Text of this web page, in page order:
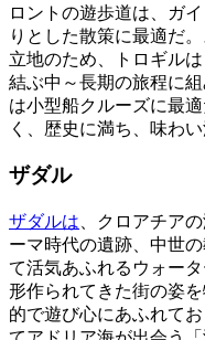
ロントの遊歩道は、ガ
りとした散策に最適だ
立地のため、トロギル
結ぶ中～長期の旅程に
は小型船クルーズに最
く、歴史に満ち、味わ
ザダル
ザダルは 、クロアチア
ーマ時代の遺跡、中世
て活気あふれるウォー
形作られてきた街の姿
的で遊び心にあふれて